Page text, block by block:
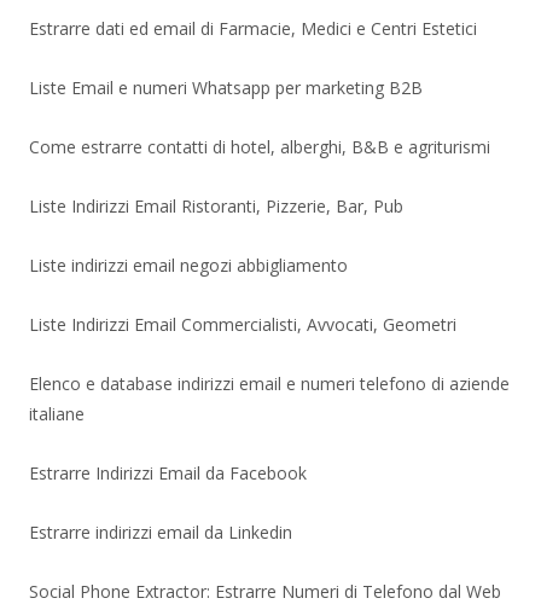
Estrarre dati ed email di Farmacie, Medici e Centri Estetici
Liste Email e numeri Whatsapp per marketing B2B
Come estrarre contatti di hotel, alberghi, B&B e agriturismi
Liste Indirizzi Email Ristoranti, Pizzerie, Bar, Pub
Liste indirizzi email negozi abbigliamento
Liste Indirizzi Email Commercialisti, Avvocati, Geometri
Elenco e database indirizzi email e numeri telefono di aziende
italiane
Estrarre Indirizzi Email da Facebook
Estrarre indirizzi email da Linkedin
Social Phone Extractor: Estrarre Numeri di Telefono dal Web